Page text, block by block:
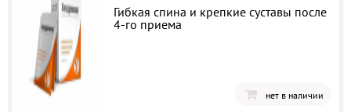
Гибкая спина и крепкие суставы после
4-го приема
нет в наличии